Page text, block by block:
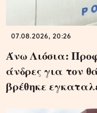
07.08.2026, 20:26
Άνω Λιόσια:
άνδρες για τον
βρέθηκε